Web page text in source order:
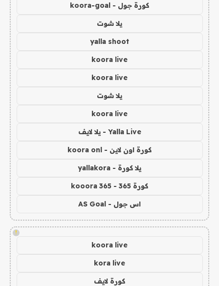
كورة جول - koora-goal
يلا شوت
yalla shoot
koora live
koora live
يلا شوت
koora live
Yalla Live - يلا لايف
كورة اون لاين - koora onl
يلا كورة - yallakora
كورة 365 - kooora 365
اس جول - AS Goal
!
koora live
kora live
كورة لايف